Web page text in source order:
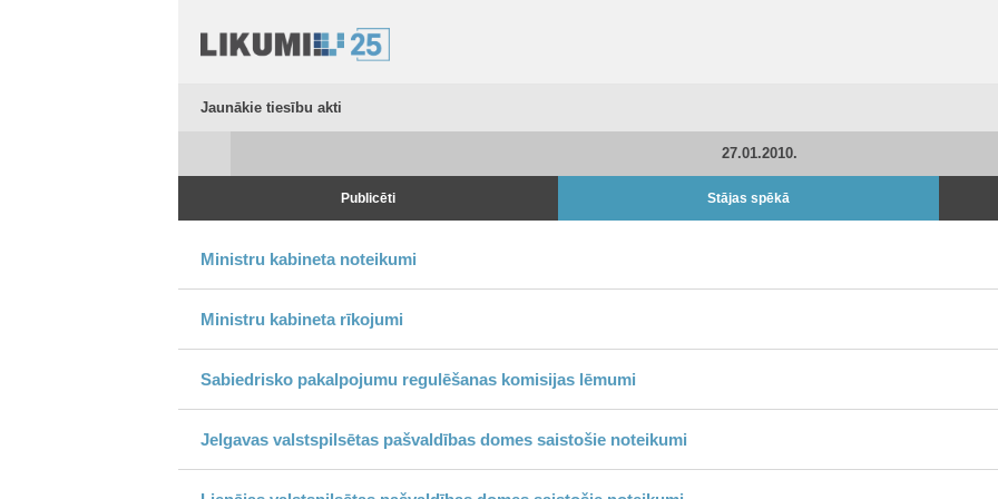
Jaunākie tiesību akti
27.01.2010.
Publicēti Stājas spēkā
Ministru kabineta noteikumi
Ministru kabineta rīkojumi
Sabiedrisko pakalpojumu regulēšanas komisijas lēmumi
Jelgavas valstspilsētas pašvaldības domes saistošie noteikumi